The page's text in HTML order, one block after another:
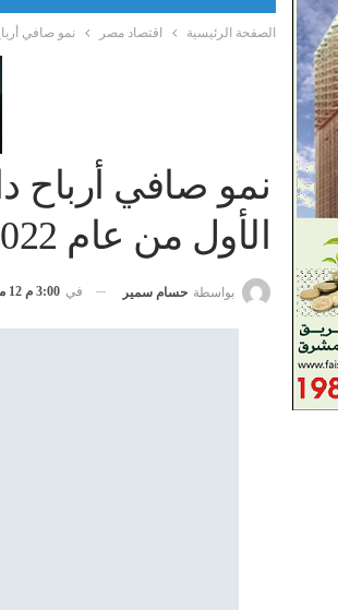
الصفحة الرئيسية اقتصاد مصر نمو صافي أرباح
نمو صافي أرباح
الأول من عام 2022 ليبلغ 198 مليون درهم
بواسطة حسام سمير في 3:00 م 12 مايو، 2022